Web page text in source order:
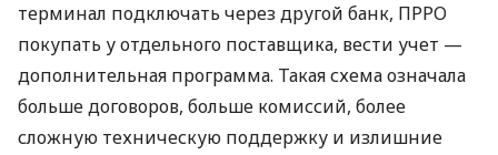
терминал подключать через другой банк, ПРРО
покупать у отдельного поставщика, вести учет —
дополнительная программа. Такая схема означала
больше договоров, больше комиссий, более
сложную техническую поддержку и излишние